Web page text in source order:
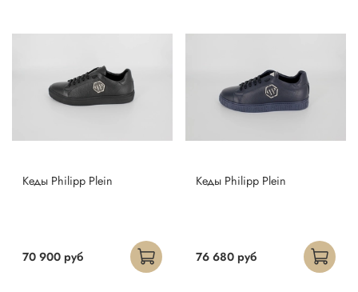
Кеды Philipp Plein
70 900 руб
Кеды Philipp Plein
76 680 руб